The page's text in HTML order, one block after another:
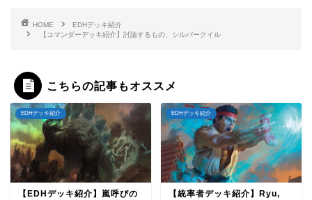
HOME
EDHデッキ紹介
【コマンダーデッキ紹介】討論するもの、シルバークイル
こちらの記事もオススメ
EDHデッキ紹介
【EDHデッキ紹介】嵐呼びの
EDHデッキ紹介
【統率者デッキ紹介】Ryu,